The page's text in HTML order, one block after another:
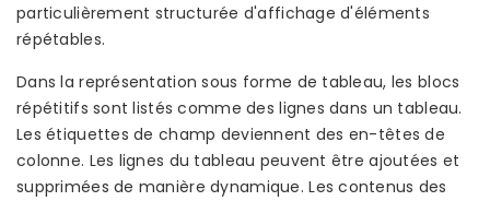
particulièrement structurée d'affichage d'éléments
répétables.
Dans la représentation sous forme de tableau, les blocs
répétitifs sont listés comme des lignes dans un tableau.
Les étiquettes de champ deviennent des en-têtes de
colonne. Les lignes du tableau peuvent être ajoutées et
supprimées de manière dynamique. Les contenus des